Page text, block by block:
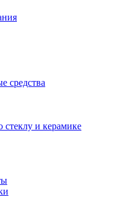
средства
стеклу и керамике